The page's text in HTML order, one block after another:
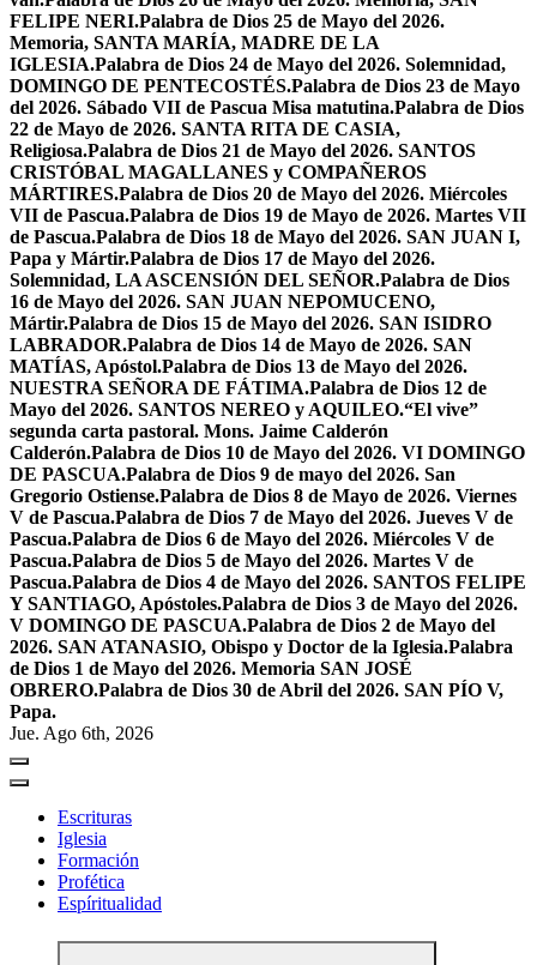
FELIPE NERI.Palabra de Dios 25 de Mayo del 2026.
Memoria, SANTA MARÍA, MADRE DE LA
IGLESIA.Palabra de Dios 24 de Mayo del 2026. Solemnidad,
DOMINGO DE PENTECOSTÉS.Palabra de Dios 23 de Mayo
del 2026. Sábado VII de Pascua Misa matutina.Palabra de Dios
22 de Mayo de 2026. SANTA RITA DE CASIA,
Religiosa.Palabra de Dios 21 de Mayo del 2026. SANTOS
CRISTÓBAL MAGALLANES y COMPAÑEROS
MÁRTIRES.Palabra de Dios 20 de Mayo del 2026. Miércoles
VII de Pascua.Palabra de Dios 19 de Mayo de 2026. Martes VII
de Pascua.Palabra de Dios 18 de Mayo del 2026. SAN JUAN I,
Papa y Mártir.Palabra de Dios 17 de Mayo del 2026.
Solemnidad, LA ASCENSIÓN DEL SEÑOR.Palabra de Dios
16 de Mayo del 2026. SAN JUAN NEPOMUCENO,
Mártir.Palabra de Dios 15 de Mayo del 2026. SAN ISIDRO
LABRADOR.Palabra de Dios 14 de Mayo de 2026. SAN
MATÍAS, Apóstol.Palabra de Dios 13 de Mayo del 2026.
NUESTRA SEÑORA DE FÁTIMA.Palabra de Dios 12 de
Mayo del 2026. SANTOS NEREO y AQUILEO.“El vive”
segunda carta pastoral. Mons. Jaime Calderón
Calderón.Palabra de Dios 10 de Mayo del 2026. VI DOMINGO
DE PASCUA.Palabra de Dios 9 de mayo del 2026. San
Gregorio Ostiense.Palabra de Dios 8 de Mayo de 2026. Viernes
V de Pascua.Palabra de Dios 7 de Mayo del 2026. Jueves V de
Pascua.Palabra de Dios 6 de Mayo del 2026. Miércoles V de
Pascua.Palabra de Dios 5 de Mayo del 2026. Martes V de
Pascua.Palabra de Dios 4 de Mayo del 2026. SANTOS FELIPE
Y SANTIAGO, Apóstoles.Palabra de Dios 3 de Mayo del 2026.
V DOMINGO DE PASCUA.Palabra de Dios 2 de Mayo del
2026. SAN ATANASIO, Obispo y Doctor de la Iglesia.Palabra
de Dios 1 de Mayo del 2026. Memoria SAN JOSÉ
OBRERO.Palabra de Dios 30 de Abril del 2026. SAN PÍO V,
Papa.
Jue. Ago 6th, 2026
Escrituras
Iglesia
Formación
Profética
Espíritualidad